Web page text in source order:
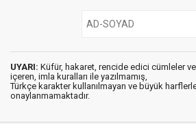
UYARI: Küfür, hakaret, rencide edici cümleler
içeren, imla kuralları ile yazılmamış,
Türkçe karakter kullanılmayan ve büyük
onaylanmamaktadır.